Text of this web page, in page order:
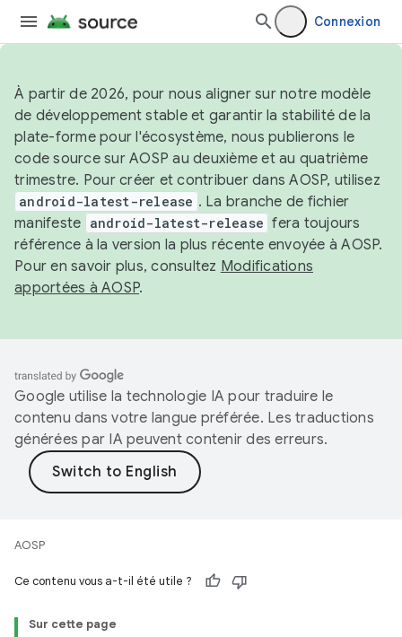
Connexion
À partir de 2026, pour nous aligner sur notre modèle
de développement stable et garantir la stabilité de la
plate-forme pour l'écosystème, nous publierons le
code source sur AOSP au deuxième et au quatrième
trimestre. Pour créer et contribuer dans AOSP, utilisez
android-latest-release . La branche de fichier
manifeste android-latest-release fera toujours
référence à la version la plus récente envoyée à AOSP.
Pour en savoir plus, consultez Modifications
apportées à AOSP.
Google utilise la technologie IA pour traduire le
contenu dans votre langue préférée. Les traductions
générées par IA peuvent contenir des erreurs.
AOSP
Ce contenu vous a-t-il été utile ?
Sur cette page